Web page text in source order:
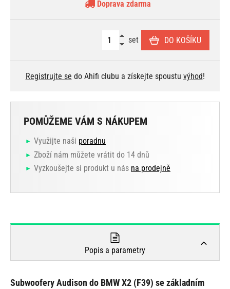
Doprava zdarma
set DO KOŠÍKU
Registrujte se do Ahifi clubu a získejte spoustu výhod!
POMŮŽEME VÁM S NÁKUPEM
Využijte naši poradnu
Zboží nám můžete vrátit do 14 dnů
Vyzkoušejte si produkt u nás na prodejně
Popis a parametry
Subwoofery Audison do BMW X2 (F39) se základním